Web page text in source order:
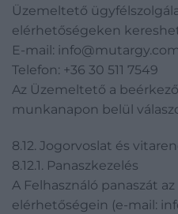
Üzemeltető
elérhetőségeken
E-mail: info@mutargy.com
Telefon: +36 30 511 7549
Az Üzemeltető a
munkanapon belül
8.12. Jogorvoslat és
8.12.1. Panaszkezelés
A Felhasználó panaszát
elérhetőségein (e-mail: